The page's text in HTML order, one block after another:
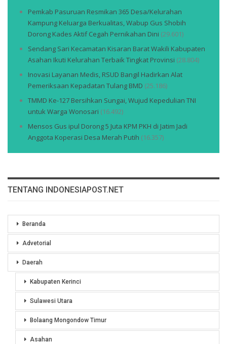
Pemkab Pasuruan Resmikan 365 Desa/Kelurahan
Kampung Keluarga Berkualitas, Wabup Gus Shobih
Dorong Kades Aktif Cegah Pernikahan Dini (29.601)
Sendang Sari Kecamatan Kisaran Barat Wakili Kabupaten
Asahan Ikuti Kelurahan Terbaik Tingkat Provinsi (28.804)
Inovasi Layanan Medis, RSUD Bangil Hadirkan Alat
Pemeriksaan Kepadatan Tulang BMD (25.186)
TMMD Ke-127 Bersihkan Sungai, Wujud Kepedulian TNI
untuk Warga Wonosari (16.492)
Mensos Gus ipul Dorong 5 Juta KPM PKH di Jatim Jadi
Anggota Koperasi Desa Merah Putih (16.357)
TENTANG INDONESIAPOST.NET
Beranda
Advetorial
Daerah
Kabupaten Kerinci
Sulawesi Utara
Bolaang Mongondow Timur
Asahan